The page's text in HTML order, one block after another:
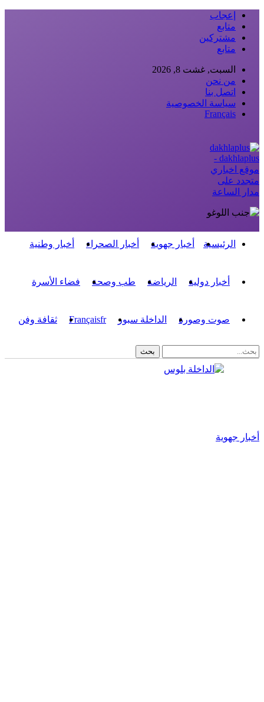
إعجاب
متابع
مشتركين
متابع
السبت, غشت 8, 2026
من نحن
اتصل بنا
سياسة الخصوصية
Français
dakhlaplus -
موقع اخباري
متجدد على
مدار الساعة
الرئيسية أخبار جهوية أخبار الصحراء أخبار وطنية
أخبار دولية الرياضة طب وصحة فضاء الأسرة
صوت وصورة الداخلة سبور Françaisfr ثقافة وفن
أخبار جهوية